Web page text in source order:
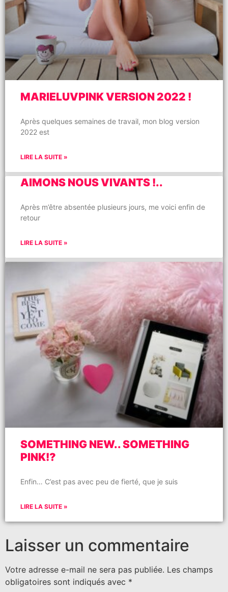
MARIELUVPINK VERSION 2022 !
Après quelques semaines de travail, mon blog version
2022 est
LIRE LA SUITE »
AIMONS NOUS VIVANTS !..
Après m’être absentée plusieurs jours, me voici enfin de
retour
LIRE LA SUITE »
SOMETHING NEW.. SOMETHING
PINK!?
Enfin… C’est pas avec peu de fierté, que je suis
LIRE LA SUITE »
Laisser un commentaire
Votre adresse e-mail ne sera pas publiée. Les champs
obligatoires sont indiqués avec *